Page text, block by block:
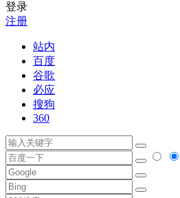
登录
注册
站内
百度
谷歌
必应
搜狗
360